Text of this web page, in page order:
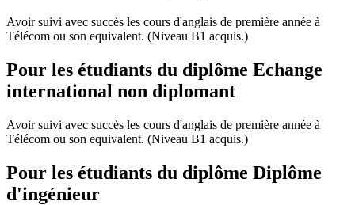
Avoir suivi avec succès les cours d'anglais de première année à
Télécom ou son equivalent. (Niveau B1 acquis.)
Pour les étudiants du diplôme Echange
international non diplomant
Avoir suivi avec succès les cours d'anglais de première année à
Télécom ou son equivalent. (Niveau B1 acquis.)
Pour les étudiants du diplôme Diplôme
d'ingénieur